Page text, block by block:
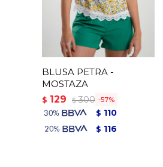
BLUSA PETRA -
MOSTAZA
$ 129 $ 300 57
$ 110
$ 116